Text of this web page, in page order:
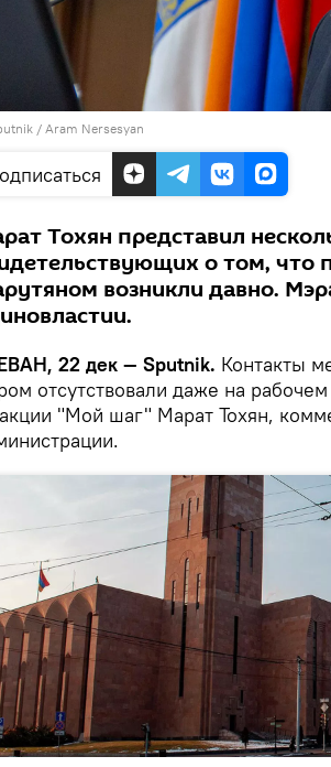
/ Aram Nersesyan
Тохян представил
о том, что
возникли давно.
22 дек — Sputnik. Контакты
отсутствовали даже на
"Мой шаг" Марат Тохян,